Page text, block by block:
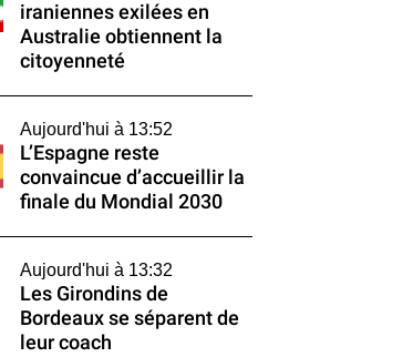
iraniennes exilées en
Australie obtiennent la
citoyenneté
Aujourd'hui à 13:52
L’Espagne reste
convaincue d’accueillir la
finale du Mondial 2030
Aujourd'hui à 13:32
Les Girondins de
Bordeaux se séparent de
leur coach